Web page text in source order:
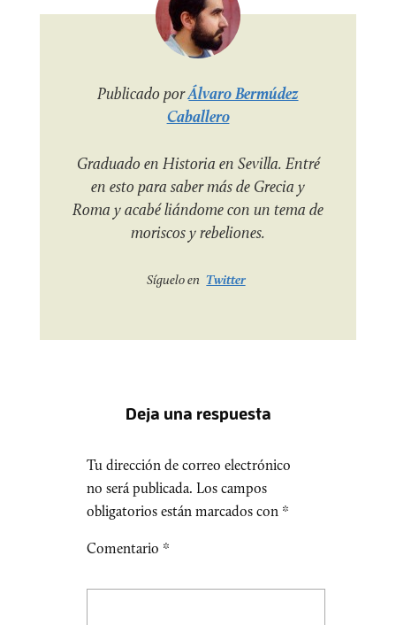
Publicado porÁlvaro Bermúdez
Caballero
Graduado en Historia en Sevilla. Entré
en esto para saber más de Grecia y
Roma y acabé liándome con un tema de
moriscos y rebeliones.
Síguelo en Twitter
Deja una respuesta
Tu dirección de correo electrónico
no será publicada. Los campos
obligatorios están marcados con *
Comentario *